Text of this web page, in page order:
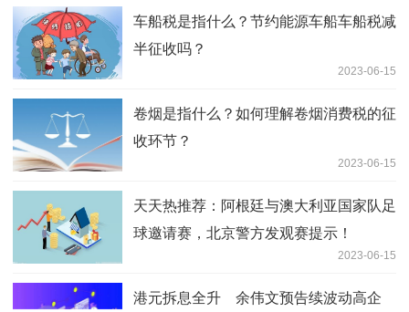
车船税是指什么？节约能源车船车船税减
半征收吗？
2023-06-15
卷烟是指什么？如何理解卷烟消费税的征
收环节？
2023-06-15
天天热推荐：阿根廷与澳大利亚国家队足
球邀请赛，北京警方发观赛提示！
2023-06-15
港元拆息全升 余伟文预告续波动高企